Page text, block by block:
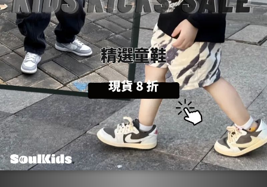
NEIGHBORHOOD 252FJNH-
AC04：機能側背證件包
NT$2,850
NEIGHBORHOOD 252FJNH-
AC03：透視網眼收納包
NT$1,850
會員獨享